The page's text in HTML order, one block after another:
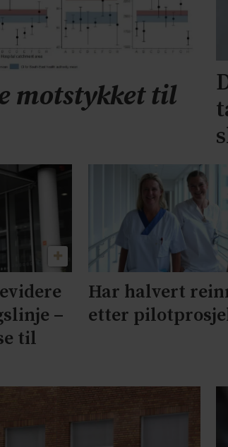
motstykket til
–
til
Har halvert
etter